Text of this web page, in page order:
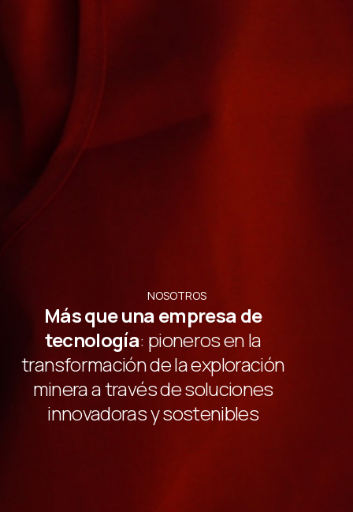
NOSOTROS
Más que una empresa de
tecnología: pioneros en la
transformación de la exploración
minera a través de soluciones
innovadoras y sostenibles